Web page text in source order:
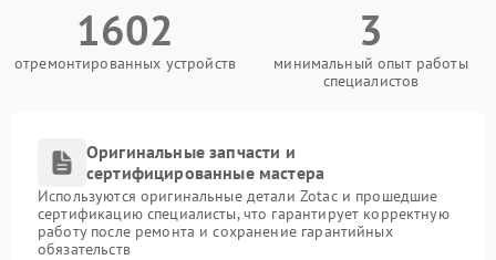
1602
отремонтированных устройств
3
минимальный опыт работы
специалистов
Оригинальные запчасти и
сертифицированные мастера
Используются оригинальные детали Zotac и прошедшие
сертификацию специалисты, что гарантирует корректную
работу после ремонта и сохранение гарантийных
обязательств